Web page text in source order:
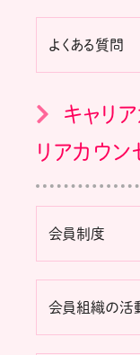
よくある質問
キャリ
リアカウ
会員制度
会員組織の活